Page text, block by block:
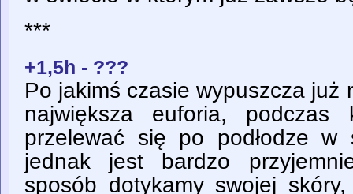
***
+1,5h - ???
Po jakimś czasie wypuszcza już
największa euforia, podczas
przelewać się po podłodze w
jednak jest bardzo
sposób dotykamy swojej skóry,